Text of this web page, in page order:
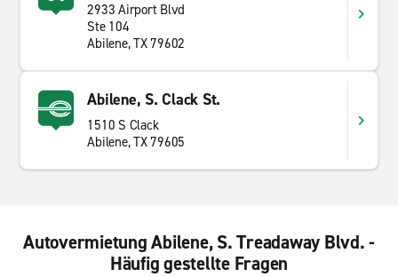
2933 Airport Blvd
Ste 104
Abilene, TX 79602
Abilene, S. Clack St.
1510 S Clack
Abilene, TX 79605
Autovermietung Abilene, S. Treadaway Blvd. -
Häufig gestellte Fragen